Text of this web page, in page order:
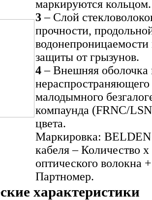
маркируются кольцом.
3– Слой
прочности,
защиты от грызунов.
4– Внешняя оболочка
нераспространяющего
малодымного
компаунда (FRNC/
цвета.
Маркировка:
кабеля – Количество
оптического волокна
Партномер.
характеристики